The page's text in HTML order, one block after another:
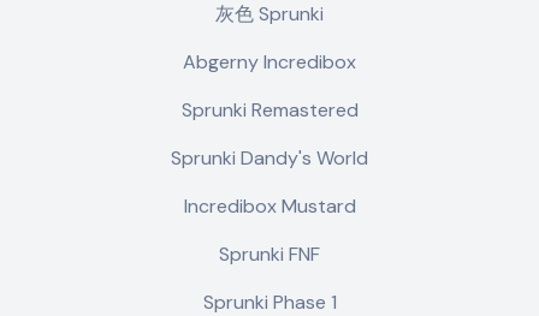
灰色 Sprunki
Abgerny Incredibox
Sprunki Remastered
Sprunki Dandy's World
Incredibox Mustard
Sprunki FNF
Sprunki Phase 1